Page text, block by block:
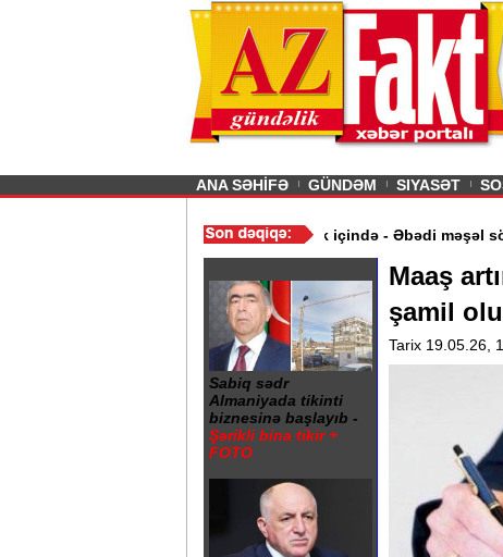
Previous
ANA SƏHİFƏ GÜNDƏM SIYASƏT
Gəncə şəhərində 20 Yanvar abidəsi zibillik içində - Əbədi
Sabiq sədr
Almaniyada tikinti
biznesinə başlayıb -
Şərikli bina tikir +
FOTO
Maaş
şamil
Tarix 19.05.26,